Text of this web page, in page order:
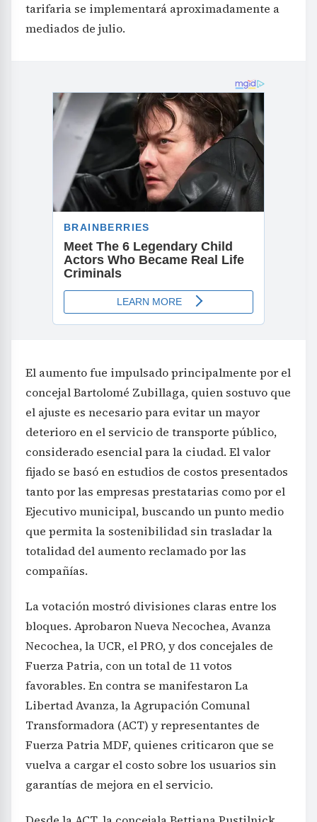
tarifaria se implementará aproximadamente a
mediados de julio.
El aumento fue impulsado principalmente por el
concejal Bartolomé Zubillaga, quien sostuvo que
el ajuste es necesario para evitar un mayor
deterioro en el servicio de transporte público,
considerado esencial para la ciudad. El valor
fijado se basó en estudios de costos presentados
tanto por las empresas prestatarias como por el
Ejecutivo municipal, buscando un punto medio
que permita la sostenibilidad sin trasladar la
totalidad del aumento reclamado por las
compañías.
La votación mostró divisiones claras entre los
bloques. Aprobaron Nueva Necochea, Avanza
Necochea, la UCR, el PRO, y dos concejales de
Fuerza Patria, con un total de 11 votos
favorables. En contra se manifestaron La
Libertad Avanza, la Agrupación Comunal
Transformadora (ACT) y representantes de
Fuerza Patria MDF, quienes criticaron que se
vuelva a cargar el costo sobre los usuarios sin
garantías de mejora en el servicio.